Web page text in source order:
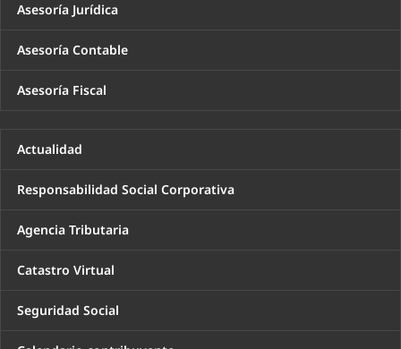
Asesoría Jurídica
Asesoría Contable
Asesoría Fiscal
Actualidad
Responsabilidad Social Corporativa
Agencia Tributaria
Catastro Virtual
Seguridad Social